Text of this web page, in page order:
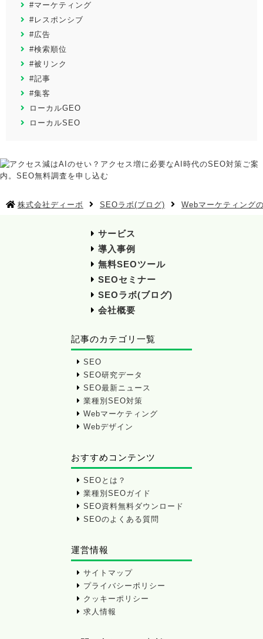
#マーケティング
#レスポンシブ
#広告
#検索順位
#被リンク
#記事
#集客
ローカルGEO
ローカルSEO
株式会社ディーボ SEOラボ(ブログ) Webマーケティング
サービス
導入事例
無料SEOツール
SEOセミナー
SEOラボ(ブログ)
会社概要
記事のカテゴリ一覧
SEO
SEO研究データ
SEO最新ニュース
業種別SEO対策
Webマーケティング
Webデザイン
おすすめコンテンツ
SEOとは？
業種別SEOガイド
SEO資料無料ダウンロード
SEOのよくある質問
運営情報
サイトマップ
プライバシーポリシー
クッキーポリシー
求人情報